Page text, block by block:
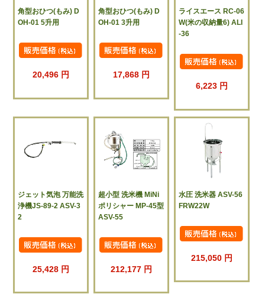
角型おひつ(もみ) D
OH-01 5升用
20,496 円
角型おひつ(もみ) D
OH-01 3升用
17,868 円
ライスエース RC-06
W(米の収納量6) ALI
-36
6,223 円
ジェット気泡 万能洗
浄機JS-89-2 ASV-3
2
25,428 円
超小型 洗米機 MiNi
ポリシャー MP-45型
ASV-55
212,177 円
水圧 洗米器 ASV-56
FRW22W
215,050 円